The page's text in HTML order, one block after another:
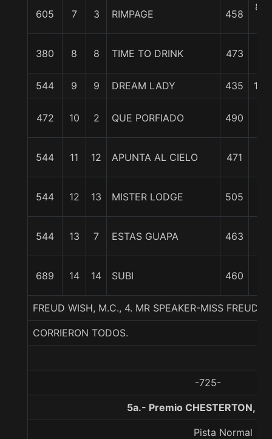
605 7 3 RIMPAGE 458
8
380 8 8 TIME TO DRINK 473
544 9 9 DREAM LADY 435 11
472 10 2 QUE PORFIADO 490
544 11 12 APUNTA AL CIELO 471
544 12 13 MISTER LODGE 505
544 13 7 ESTAS GUAPA 463
689 14 14 SUBI 460
FREUD WISH, M.C., 4. MR SPEAKER-MISS FREUD-
CORRIERON TODOS.
-725-
5a.- Premio CHESTERTON,
Pista Normal